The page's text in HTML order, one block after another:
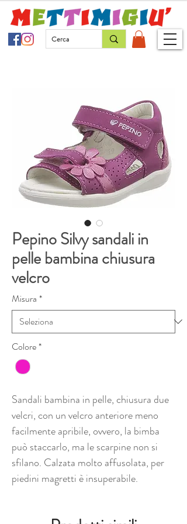
Pepino Silvy sandali in
pelle bambina chiusura
velcro
Misura *
Colore*
Sandali bambina in pelle, chiusura due
velcri, con un velcro anteriore meno
facilmente apribile, ovvero, la bimba
può staccarlo, ma le scarpine non si
sfilano. Calzata molto affusolata, per
piedini magretti è insuperabile.